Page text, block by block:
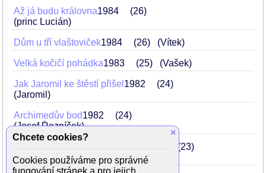
Až já budu královna1984
26
(princ Lucián)
Dům u tří vlaštoviček1984 26 (Vítek)
Velká kočičí pohádka1983 25 (Vašek)
Jak Jaromil ke štěstí přišel 1982
24
(Jaromil)
Archimedův bod1982
24
(Josef Řezníček)
23
(princ Vilík)
×
Chcete cookies?
Cookies používáme pro správné
fungování stránek a pro jejich